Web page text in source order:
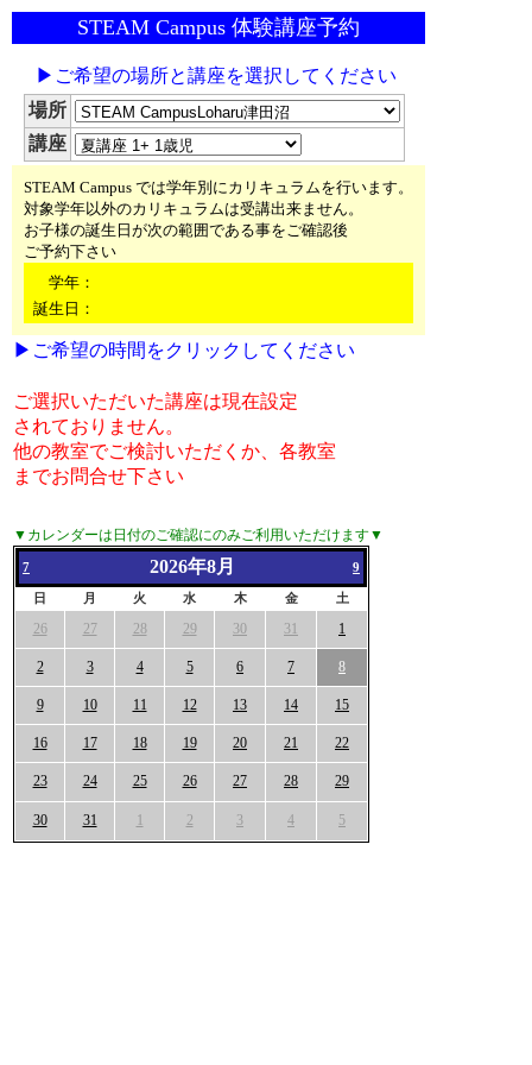
STEAM Campus 体験講座予約
▶ご希望の場所と講座を選択してください
場所
講座
STEAM Campus では学年別にカリキュラムを行います。
対象学年以外のカリキュラムは受講出来ません。
お子様の誕生日が次の範囲である事をご確認後
ご予約下さい
学年：
誕生日：
▶ご希望の時間をクリックしてください
ご選択いただいた講座は現在設定
されておりません。
他の教室でご検討いただくか、各教室
までお問合せ下さい
▼カレンダーは日付のご確認にのみご利用いただけます▼
7 2026年8月 9
日 月 火 水 木 金 土
26 27 28 29 30 31 1
2 3 4 5 6 7 8
9 10 11 12 13 14 15
16 17 18 19 20 21 22
23 24 25 26 27 28 29
30 31 1 2 3 4 5